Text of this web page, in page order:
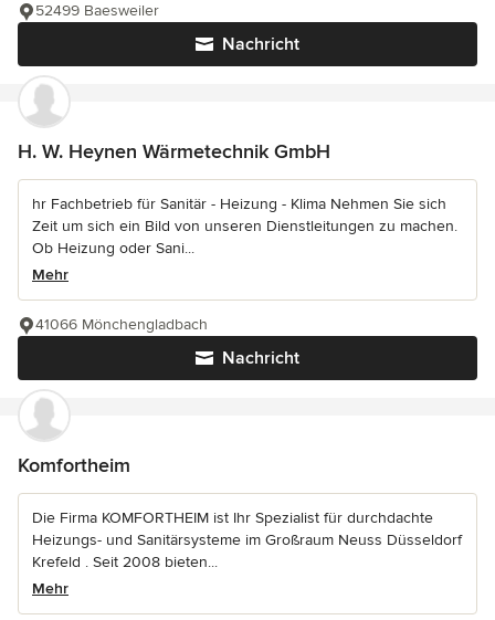
Nachricht
52499 Baesweiler
H. W. Heynen Wärmetechnik GmbH
hr Fachbetrieb für Sanitär - Heizung - Klima Nehmen Sie sich
Zeit um sich ein Bild von unseren Dienstleitungen zu machen.
Ob Heizung oder Sani...
Mehr
Nachricht
41066 Mönchengladbach
Komfortheim
Die Firma KOMFORTHEIM ist Ihr Spezialist für durchdachte
Heizungs- und Sanitärsysteme im Großraum Neuss Düsseldorf
Krefeld . Seit 2008 bieten...
Mehr